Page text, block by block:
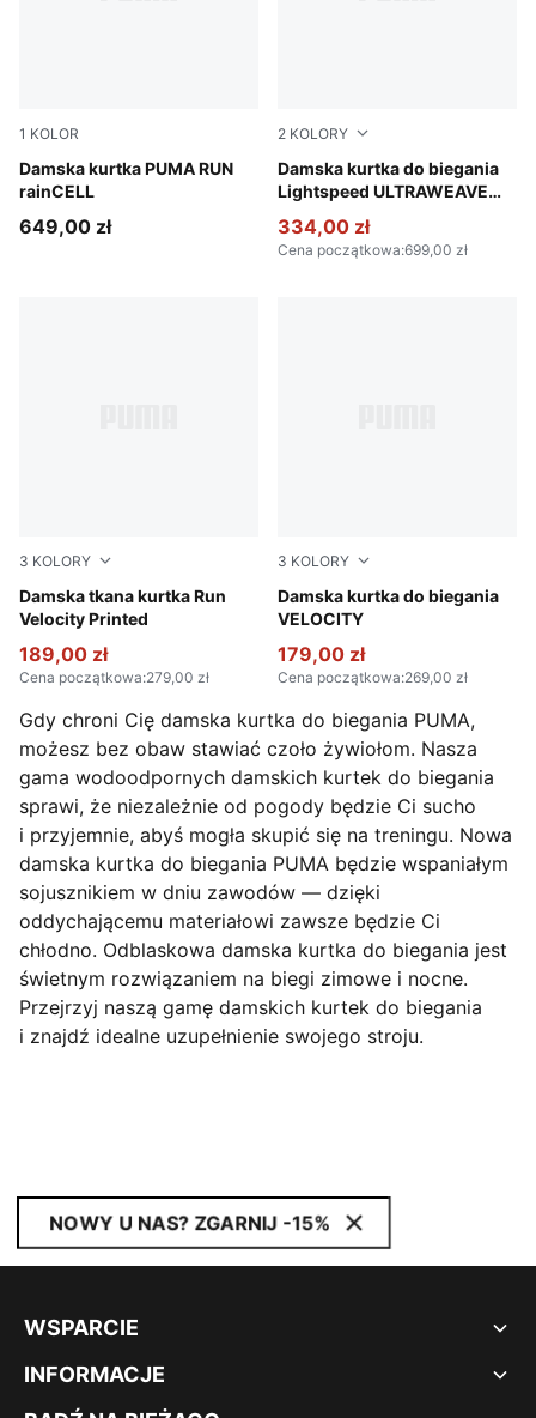
1 KOLOR
Damska kurtka PUMA RUN
rainCELL
Puma Black
649,00 zł
2 KOLORY
Damska kurtka do biegania
Lightspeed ULTRAWEAVE
Silver Mist-AOP
334,00 zł
Cena początkowa:699,00 zł
3 KOLORY
Damska tkana kurtka Run
Velocity Printed
Apple Spritz
189,00 zł
Cena początkowa:279,00 zł
3 KOLORY
Damska kurtka do biegania
VELOCITY
Pure Pink
179,00 zł
Cena początkowa:269,00 zł
Gdy chroni Cię damska kurtka do biegania PUMA,
możesz bez obaw stawiać czoło żywiołom. Nasza
gama wodoodpornych damskich kurtek do biegania
sprawi, że niezależnie od pogody będzie Ci sucho
i przyjemnie, abyś mogła skupić się na treningu. Nowa
damska kurtka do biegania PUMA będzie wspaniałym
sojusznikiem w dniu zawodów — dzięki
oddychającemu materiałowi zawsze będzie Ci
chłodno. Odblaskowa damska kurtka do biegania jest
świetnym rozwiązaniem na biegi zimowe i nocne.
Przejrzyj naszą gamę damskich kurtek do biegania
i znajdź idealne uzupełnienie swojego stroju.
NOWY U NAS? ZGARNIJ -15%
WSPARCIE
INFORMACJE